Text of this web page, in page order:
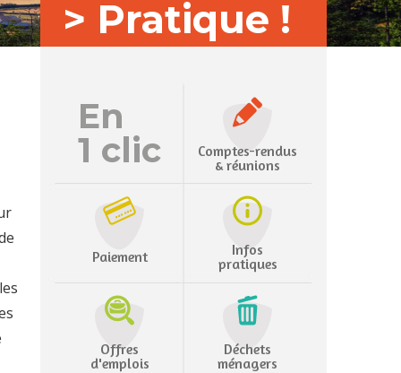
> Pratique !
En
1 clic
Comptes-rendus
& réunions
Paiement
Infos
pratiques
Offres
d'emplois
Déchets
ménagers